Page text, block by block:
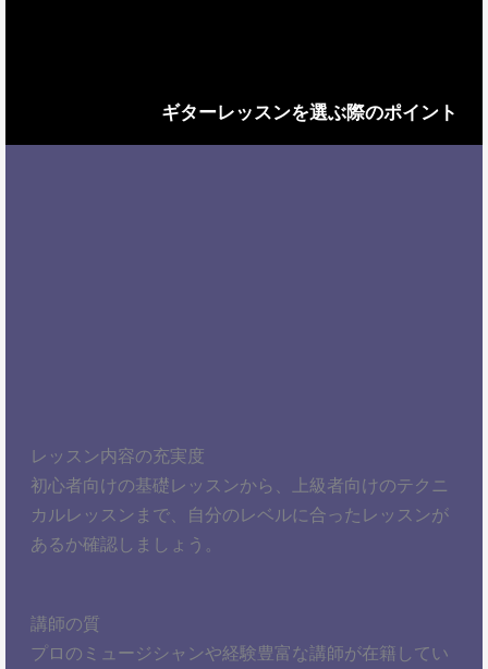
ギターレッスンを選ぶ際のポイント
レッスン内容の充実度
初心者向けの基礎レッスンから、上級者向けのテクニ
カルレッスンまで、自分のレベルに合ったレッスンが
あるか確認しましょう。
講師の質
プロのミュージシャンや経験豊富な講師が在籍してい